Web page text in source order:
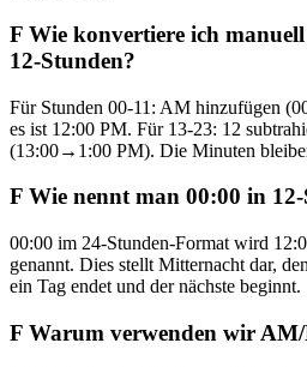
F Wie konvertiere ich
12-Stunden?
Für Stunden 00-11: AM hinzufügen
es ist 12:00 PM. Für 13-23: 12
(13:00→1:00 PM). Die Minuten
F Wie nennt man 00:00 in
00:00 im 24-Stunden-Format wird
genannt. Dies stellt Mitternacht dar,
ein Tag endet und der nächste beginnt.
F Warum verwenden wir